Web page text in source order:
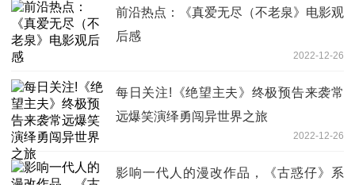
前沿热点：《真爱无尽（不老泉》电影观
后感
2022-12-26
每日关注!《绝望主夫》终极预告来袭常
远爆笑演绎勇闯异世界之旅
2022-12-26
影响一代人的漫改作品，《古惑仔》系